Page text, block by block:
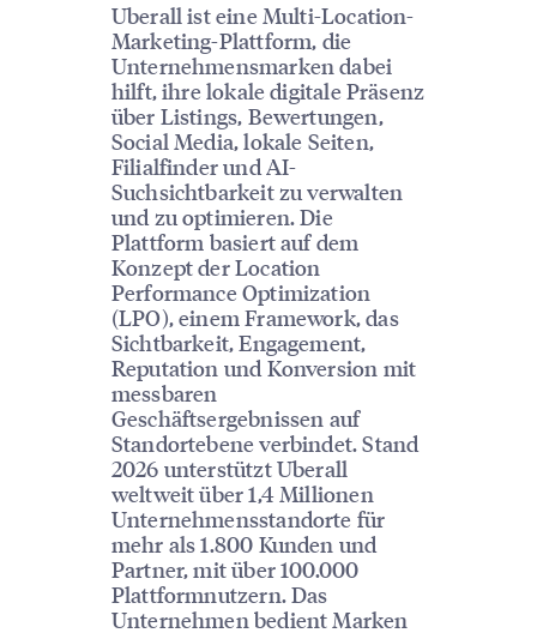
Uberall ist eine Multi-Location-
Marketing-Plattform, die
Unternehmensmarken dabei
hilft, ihre lokale digitale Präsenz
über Listings, Bewertungen,
Social Media, lokale Seiten,
Filialfinder und AI-
Suchsichtbarkeit zu verwalten
und zu optimieren. Die
Plattform basiert auf dem
Konzept der Location
Performance Optimization
(LPO), einem Framework, das
Sichtbarkeit, Engagement,
Reputation und Konversion mit
messbaren
Geschäftsergebnissen auf
Standortebene verbindet. Stand
2026 unterstützt Uberall
weltweit über 1,4 Millionen
Unternehmensstandorte für
mehr als 1.800 Kunden und
Partner, mit über 100.000
Plattformnutzern. Das
Unternehmen bedient Marken